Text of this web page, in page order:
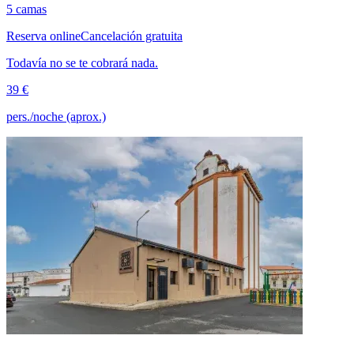
5 camas
Reserva onlineCancelación gratuita
Todavía no se te cobrará nada.
39 €
pers./noche (aprox.)